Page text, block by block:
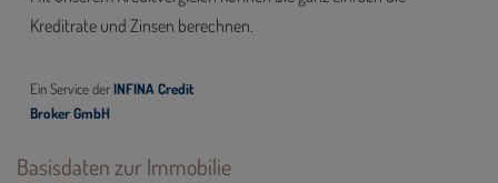
Basisdaten zur Immobilie